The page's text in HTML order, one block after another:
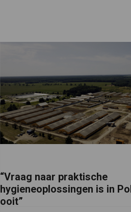
“Vraag naar praktische
hygieneoplossingen is in
ooit”